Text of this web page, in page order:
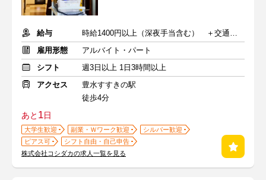
給与
時給1400円以上（深夜手当含む） ＋交通費支給
雇用形態
アルバイト・パート
シフト
週3日以上 1日3時間以上
アクセス
豊水すすきの駅
徒歩4分
あと 1日
大学生歓迎 副業・Ｗワーク歓迎
シルバー歓迎
ピアス可
シフト自由・自己申告
株式会社コシダカの求人一覧を見る